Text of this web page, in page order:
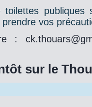
publiques
vos
:
sur le